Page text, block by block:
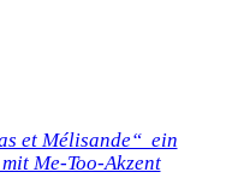
et Mélisande“ ein
Me-Too-Akzent